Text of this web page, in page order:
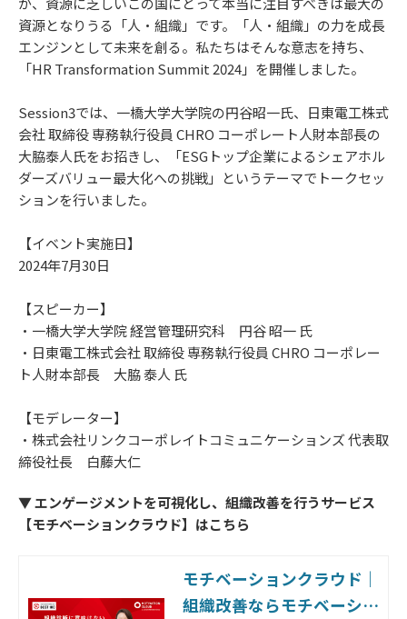
資源となりうる「人・組織」です。「人・組織」の力を成長
エンジンとして未来を創る。私たちはそんな意志を持ち、
「HR Transformation Summit 2024」を開催しました。
Session3では、一橋大学大学院の円谷昭一氏、日東電工株式
会社 取締役 専務執行役員 CHRO コーポレート人財本部長の
大脇泰人氏をお招きし、「ESGトップ企業によるシェアホル
ダーズバリュー最大化への挑戦」というテーマでトークセッ
ションを行いました。
【イベント実施日】
2024年7月30日
【スピーカー】
・一橋大学大学院 経営管理研究科 円谷 昭一 氏
・日東電工株式会社 取締役 専務執行役員 CHRO コーポレー
ト人財本部長 大脇 泰人 氏
【モデレーター】
・株式会社リンクコーポレイトコミュニケーションズ 代表取
締役社長 白藤大仁
▼ エンゲージメントを可視化し、組織改善を行うサービス
【モチベーションクラウド】はこちら
モチベーションクラウド｜
組織改善ならモチベーショ